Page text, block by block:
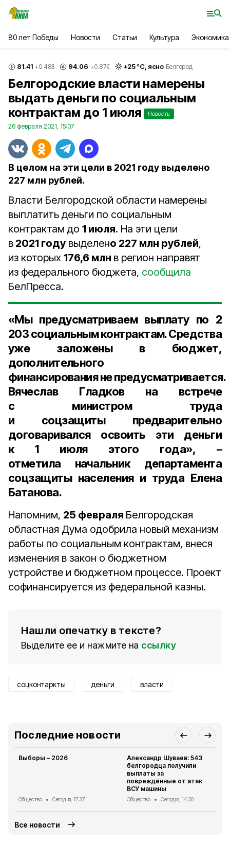
80 лет Победы Новости Статьи Культура Экономика
81.41 +0.48$ 94.06 +0.87€ +25°С, ясно Белгород
Белгородские власти намерены
выдать деньги по социальным
контрактам до 1 июля
Новость
26 февраля 2021, 15:07
В целом на эти цели в 2021 году выделено
227 млн рублей.
Власти Белгородской области намерены
выплатить деньги по социальным
контрактам до 1 июля. На эти цели
в 2021 году выделено 227 млн рублей,
из которых 176,6 млн в регион направят
из федерального бюджета, сообщила
БелПресса.
«Мы предусматриваем выплату по 2
203 социальным контрактам. Средства
уже заложены в бюджет,
дополнительного
финансирования не предусматривается.
Вячеслав Гладков на встрече
с министром труда
и соцзащиты предварительно
договаривался освоить эти деньги
к 1 июля этого года», –
отметила начальник департамента
соцзащиты населения и труда Елена
Батанова.
Напомним, 25 февраля Белгородская
областная Дума одобрила новый механизм
работы по социальным контрактам, внеся
изменения в закон о бюджетном
устройстве и бюджетном процессе. Проект
софинансируется из федеральной казны.
Нашли опечатку в тексте?
Выделите ее и нажмите на ссылку
соцконтаркты деньги власти
Последние новости
Выборы – 2026
Общество Сегодня, 17:37
Александр Шуваев: 543
белгородца получили
выплаты за
повреждённые от атак
ВСУ машины
Общество Сегодня, 14:30
Все новости